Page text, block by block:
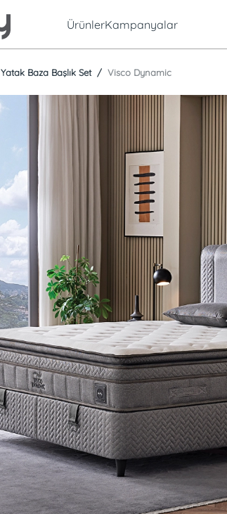
ÜrünlerKampanyalar
Yatak Baza Başlık Set Visco Dynamic